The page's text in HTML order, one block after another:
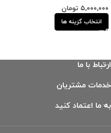
۵,۰۰۰,۰۰۰ تومان
انتخاب گزینه ها
ارتباط با ما
خدمات مشتریان
به ما اعتماد کنید